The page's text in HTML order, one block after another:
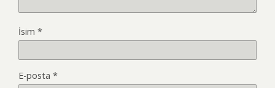
İsim *
E-posta *